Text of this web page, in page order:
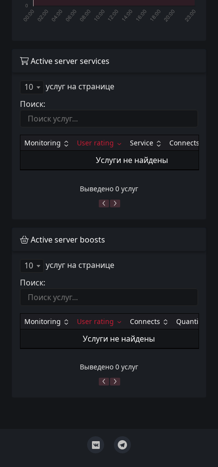
Active server services
10
услуг на странице
Поиск:
Monitoring User rating Service Connects
Услуги не найдены
Выведено 0 услуг
Active server boosts
10
услуг на странице
Поиск:
Monitoring User rating Connects Quantity
Услуги не найдены
Выведено 0 услуг